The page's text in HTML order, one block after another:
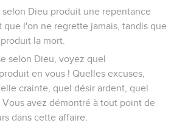
selon Dieu produit une repentance
que l'on ne regrette jamais, tandis que
la mort.
selon Dieu, voyez quel
en vous ! Quelles excuses,
crainte, quel désir ardent, quel
avez démontré à tout point de
dans cette affaire.